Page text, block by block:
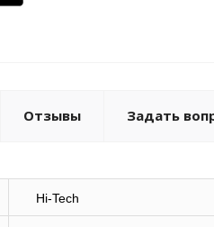
Отзывы Задать
Hi-Tech